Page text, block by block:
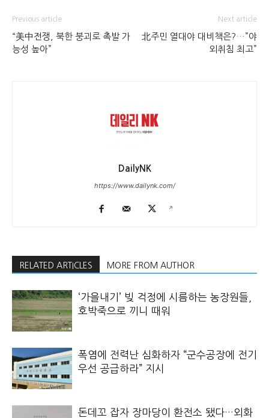
Previous article
“美中전쟁, 북한 붕괴로 촉발 가
능성 높아”
Next article
北주민 열대야 대비책은?…”야
외취침 최고”
DailyNK
https://www.dailynk.com/
RELATED ARTICLES MORE FROM AUTHOR
‘가을내기’ 빚 걱정에 시름하는 농장원들,
호박죽으로 끼니 때워
폭염에 전력난 심화하자 “군수공장에 전기
우선 공급하라” 지시
돈데꼬 잡자 장마당이 환전소 됐다…외화